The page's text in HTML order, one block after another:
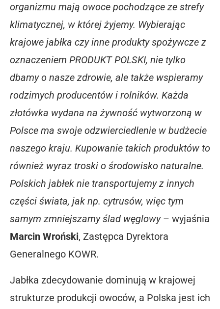
organizmu mają owoce pochodzące ze strefy
klimatycznej, w której żyjemy. Wybierając
krajowe jabłka czy inne produkty spożywcze z
oznaczeniem PRODUKT POLSKI, nie tylko
dbamy o nasze zdrowie, ale także wspieramy
rodzimych producentów i rolników. Każda
złotówka wydana na żywność wytworzoną w
Polsce ma swoje odzwierciedlenie w budżecie
naszego kraju. Kupowanie takich produktów to
również wyraz troski o środowisko naturalne.
Polskich jabłek nie transportujemy z innych
części świata, jak np. cytrusów, więc tym
samym zmniejszamy ślad węglowy– wyjaśnia
Marcin Wroński, Zastępca Dyrektora
Generalnego KOWR.
Jabłka zdecydowanie dominują w krajowej
strukturze produkcji owoców, a Polska jest ich